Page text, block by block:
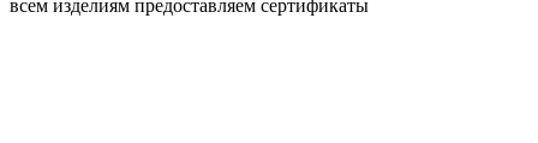
всем изделиям предоставляем сертификаты